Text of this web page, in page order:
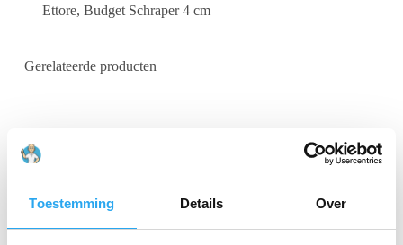
Toestemming Details Over
Ettore, Budget Schraper 4 cm
Gerelateerde producten